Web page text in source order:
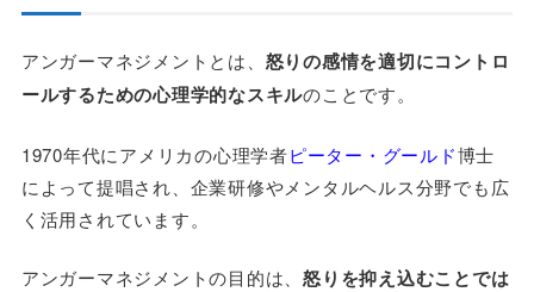
アンガーマネジメントとは、 怒りの感情を適切にコントロ
ールするための心理学的なスキルのことです。
1970年代にアメリカの心理学者ピーター・グールド博士
によって提唱され、企業研修やメンタルヘルス分野でも広
く活用されています。
アンガーマネジメントの目的は、怒りを抑え込むことでは